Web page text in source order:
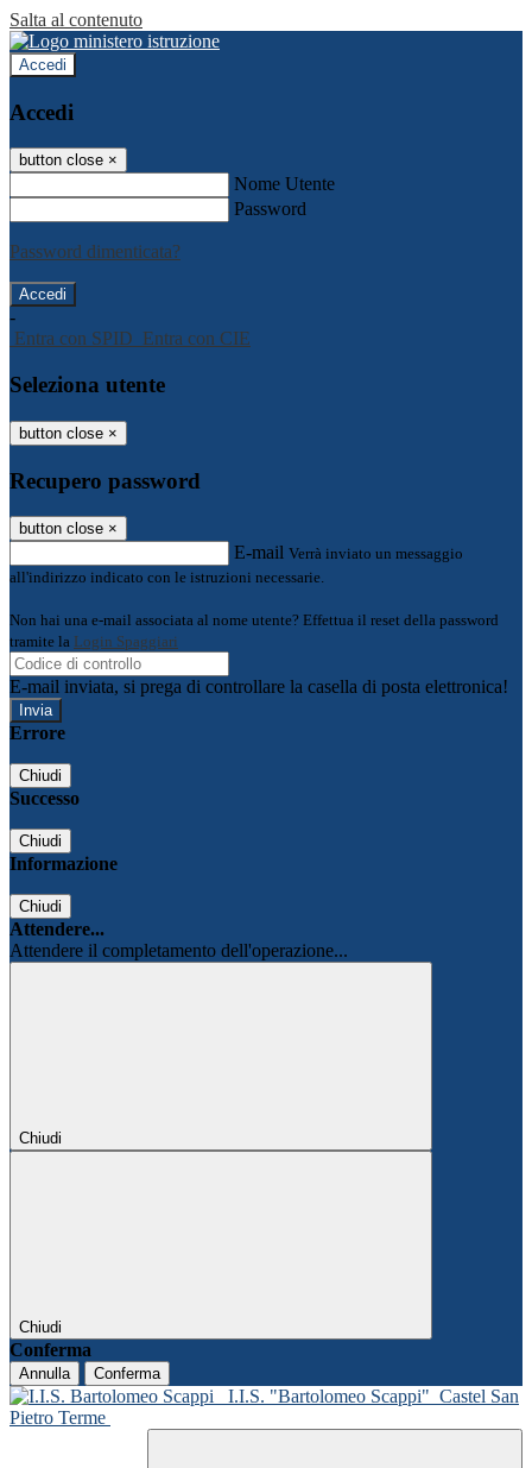
Salta al contenuto
Accedi
Accedi
button close ×
Nome Utente
Password
Password dimenticata?
-
Entra con SPID Entra con CIE
Seleziona utente
button close ×
Recupero password
button close ×
E-mail Verrà inviato un messaggio
all'indirizzo indicato con le istruzioni necessarie.
Non hai una e-mail associata al nome utente? Effettua il reset della password
tramite la Login Spaggiari
E-mail inviata, si prega di controllare la casella di posta elettronica!
Errore
Chiudi
Successo
Chiudi
Informazione
Chiudi
Attendere...
Attendere il completamento dell'operazione...
Chiudi
Chiudi
Conferma
Annulla Conferma
I.I.S. "Bartolomeo Scappi" Castel San
Pietro Terme